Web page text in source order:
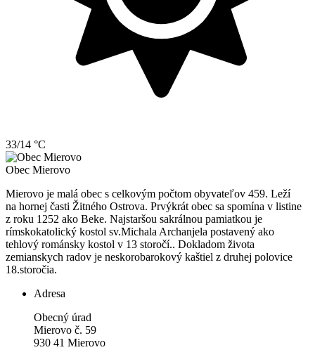
33/14 °C
Obec Mierovo
Mierovo je malá obec s celkovým počtom obyvateľov 459. Leží
na hornej časti Žitného Ostrova. Prvýkrát obec sa spomína v listine
z roku 1252 ako Beke. Najstaršou sakrálnou pamiatkou je
rímskokatolický kostol sv.Michala Archanjela postavený ako
tehlový románsky kostol v 13 storočí.. Dokladom života
zemianskych radov je neskorobarokový kaštiel z druhej polovice
18.storočia.
Adresa
Obecný úrad
Mierovo č. 59
930 41 Mierovo